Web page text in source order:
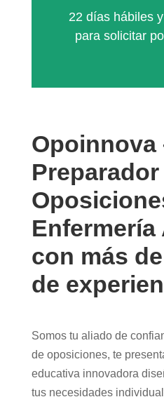
22 días hábiles
para solicitar
Opoinnova
Preparador
Enfermería
con más
de
Somos tu aliado de
de oposiciones, te
educativa innovadora
tus necesidades